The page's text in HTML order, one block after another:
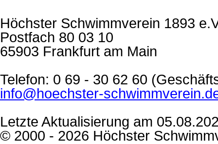
Höchster Schwimmverein 1893
Postfach 80 03 10
65903 Frankfurt am Main
Telefon: 0 69 - 30 62 60
info@hoechster-
Letzte Aktualisierung am
© 2000 - 2026 Höchster